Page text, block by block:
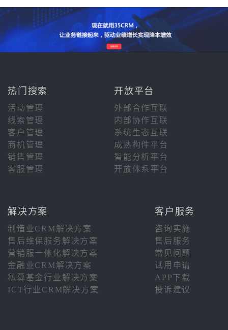
热门搜索 开放平台
活动管理
外部合作互联
线索管理
内部协作互联
客户管理
系统生态互联
商机管理
成熟构件平台
销售管理
智能分析平台
客服管理
开放体系平台
解决方案 客户服务
制造业CRM解决方案
咨询实施
售后维保服务解决方案
售后服务
营销服一体化解决方案
常见问题
金融业CRM解决方案
试用申请
私募基金行业解决方案
APP下载
ICT行业CRM解决方案
投诉建议